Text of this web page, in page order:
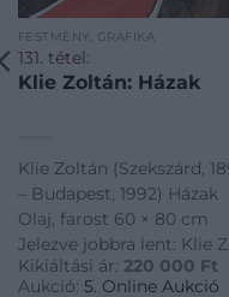
FESTMÉNY, GRAFIKA
131. tétel:
Klie Zoltán: Házak
Klie Zoltán (Szekszárd,
– Budapest, 1992) Házak
Olaj, farost 60 × 80 cm
Jelezve jobbra lent: Klie Z.
Kikiáltási ár: 220 000 Ft
Aukció: 5. Online Aukció